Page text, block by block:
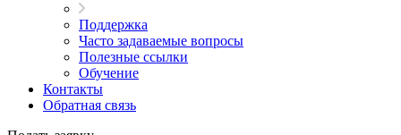
Поддержка
Часто задаваемые вопросы
Полезные ссылки
Обучение
Контакты
Обратная связь